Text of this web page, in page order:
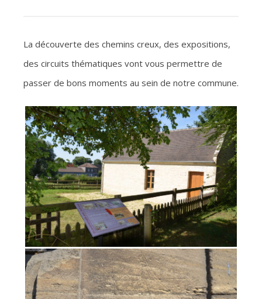
La découverte des chemins creux, des expositions,
des circuits thématiques vont vous permettre de
passer de bons moments au sein de notre commune.